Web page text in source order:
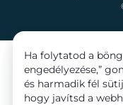
Ha folytatod a
engedélyezése,”
és harmadik fél
hogy javítsd a